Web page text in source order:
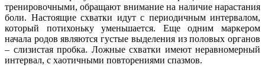
тренировочными, обращают внимание на наличие нарастания
боли. Настоящие схватки идут с периодичным интервалом,
который потихоньку уменьшается. Еще одним маркером
начала родов являются густые выделения из половых органов
– слизистая пробка. Ложные схватки имеют неравномерный
интервал, с хаотичными повторениями спазмов.